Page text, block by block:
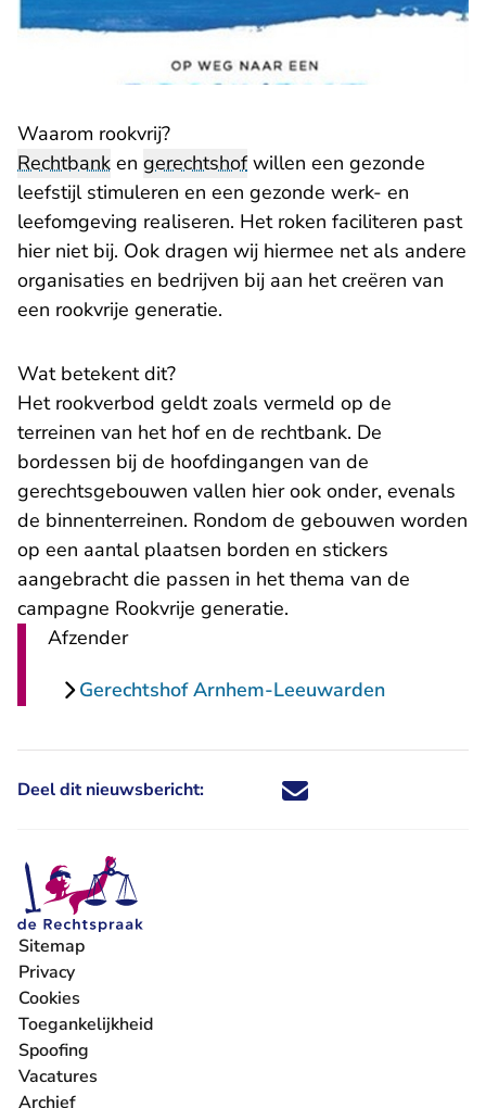
Waarom rookvrij?
Rechtbank en gerechtshofwillen een gezonde
leefstijl stimuleren en een gezonde werk- en
leefomgeving realiseren. Het roken faciliteren past
hier niet bij. Ook dragen wij hiermee net als andere
organisaties en bedrijven bij aan het creëren van
een rookvrije generatie.
Wat betekent dit?
Het rookverbod geldt zoals vermeld op de
terreinen van het hof en de rechtbank. De
bordessen bij de hoofdingangen van de
gerechtsgebouwen vallen hier ook onder, evenals
de binnenterreinen. Rondom de gebouwen worden
op een aantal plaatsen borden en stickers
aangebracht die passen in het thema van de
campagne Rookvrije generatie.
Afzender
Gerechtshof Arnhem-Leeuwarden
Deel dit nieuwsbericht: Deel dit nieuwsbericht via X -
Deel dit nieuwsbericht via
Deel dit nieuwsbericht
Deel dit
Sitemap
Privacy
Cookies
Toegankelijkheid
Spoofing
Vacatures
- U verlaat Rechtspraak.nl
Archief